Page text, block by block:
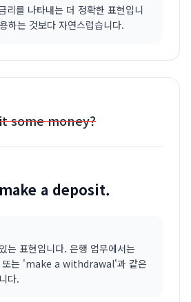
를 나타내는 더 정확한 표현입니
는 것보다 자연스럽습니다.
some money?
a deposit.
는 표현입니다. 은행 업무에서는
는 'make a withdrawal'과 같은
다.